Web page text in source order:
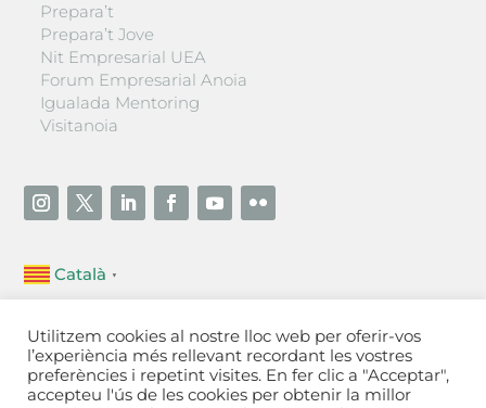
Prepara’t
Prepara’t Jove
Nit Empresarial UEA
Forum Empresarial Anoia
Igualada Mentoring
Visitanoia
Català ▼
Unió Empresarial de l’Anoia (UEA)
Ctra. de Manresa, 131, 08700 – Igualada(Barcelona)
Tel 93 805 22 92
Utilitzem cookies al nostre lloc web per oferir-vos
l’experiència més rellevant recordant les vostres
preferències i repetint visites. En fer clic a "Acceptar",
accepteu l'ús de les cookies per obtenir la millor